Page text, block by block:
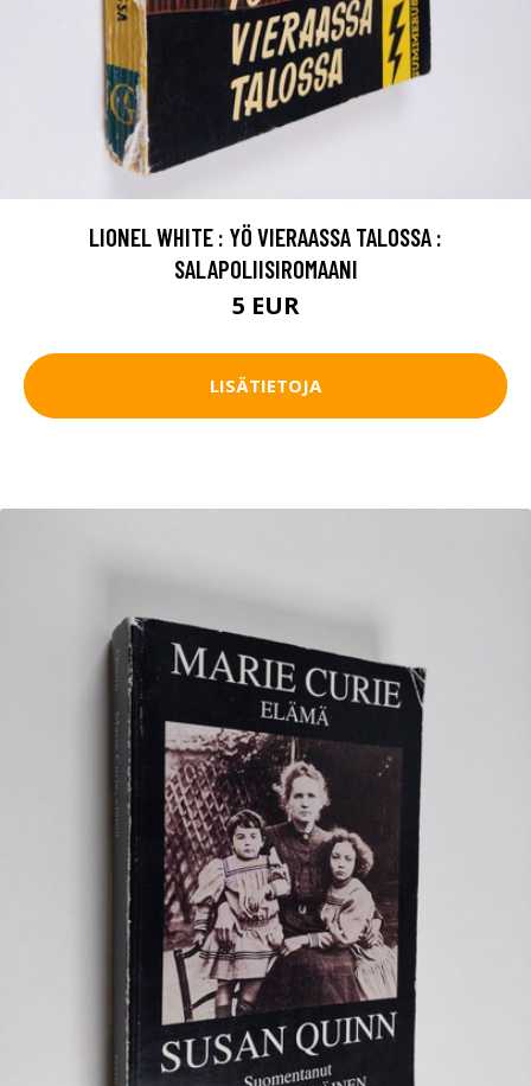
LIONEL WHITE : YÖ VIERAASSA TALOSSA :
SALAPOLIISIROMAANI
5 EUR
LISÄTIETOJA